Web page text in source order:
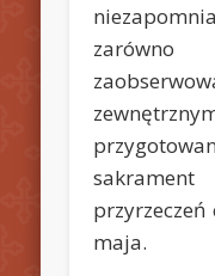
zarówno
maja.